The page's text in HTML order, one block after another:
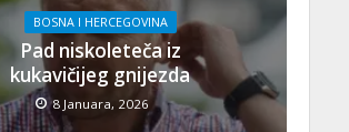
BOSNA I HERCEGOVINA
Pad niskoleteča iz
kukavičijeg gnijezda
8 Januara, 2026